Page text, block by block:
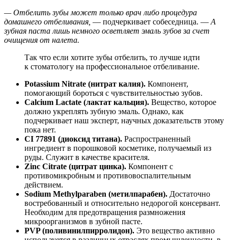
— Отбелить зубы может только врач либо процедура
домашнего отбеливания, — подчеркивает собеседница. — А
зубная паста лишь немного осветляет эмаль зубов за счет
очищения от налета.
Так что если хотите зубы отбелить, то лучше идти
к стоматологу на профессиональное отбеливание.
Potassium Nitrate (нитрат калия). Компонент,
помогающий бороться с чувствительностью зубов.
Calcium Lactate (лактат кальция). Вещество, которое
должно укреплять зубную эмаль. Однако, как
подчеркивает наш эксперт, научных доказательств этому
пока нет.
CI 77891 (диоксид титана). Распространенный
ингредиент в порошковой косметике, получаемый из
руды. Служит в качестве красителя.
Zinc Citrate (цитрат цинка). Компонент с
противомикробным и противовоспалительным
действием.
Sodium Methylparaben (метилпарабен). Достаточно
востребованный и относительно недорогой консервант.
Необходим для предотвращения размножения
микроорганизмов в зубной пасте.
PVP (поливинилпирролидон). Это вещество активно